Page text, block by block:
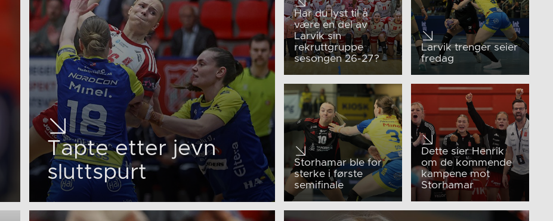
Tapte etter jevn
sluttspurt
Har du lyst til å
være en del av
Larvik sin
rekruttgruppe
sesongen 26-27?
Larvik trenger seier
fredag
Storhamar ble for
sterke i første
semifinale
Dette sier Henrik
om de kommende
kampene mot
Storhamar